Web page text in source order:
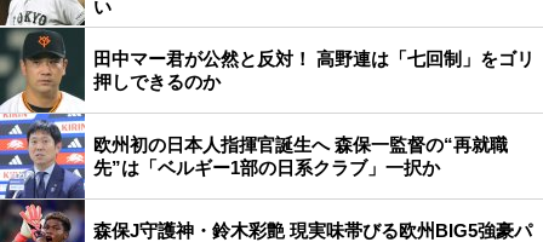
い
田中マー君が公然と反対！ 高野連は「七回制」をゴリ
押しできるのか
欧州初の日本人指揮官誕生へ 森保一監督の“再就職
先”は「ベルギー1部の日系クラブ」一択か
森保J守護神・鈴木彩艶 現実味帯びる欧州BIG5強豪パ